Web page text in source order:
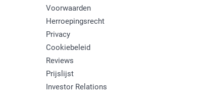
Voorwaarden
Herroepingsrecht
Privacy
Cookiebeleid
Reviews
Prijslijst
Investor Relations